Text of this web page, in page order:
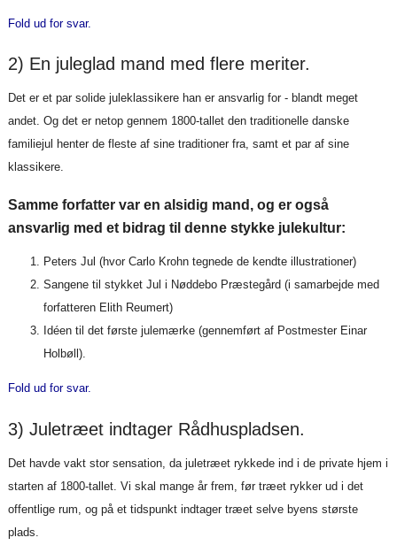
Fold ud for svar.
2) En juleglad mand med flere meriter.
Det er et par solide juleklassikere han er ansvarlig for - blandt meget
andet. Og det er netop gennem 1800-tallet den traditionelle danske
familiejul henter de fleste af sine traditioner fra, samt et par af sine
klassikere.
Samme forfatter var en alsidig mand, og er også
ansvarlig med et bidrag til denne stykke julekultur:
Peters Jul (hvor Carlo Krohn tegnede de kendte illustrationer)
Sangene til stykket Jul i Nøddebo Præstegård (i samarbejde med
forfatteren Elith Reumert)
Idéen til det første julemærke (gennemført af Postmester Einar
Holbøll).
Fold ud for svar.
3) Juletræet indtager Rådhuspladsen.
Det havde vakt stor sensation, da juletræet rykkede ind i de private hjem i
starten af 1800-tallet. Vi skal mange år frem, før træet rykker ud i det
offentlige rum, og på et tidspunkt indtager træet selve byens største
plads.